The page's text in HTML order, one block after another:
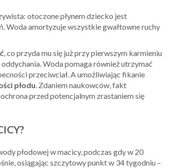
otoczone płynem dziecko jest
Woda amortyzuje wszystkie gwałtowne ruchy
, co przyda mu się już przy pierwszym karmieniu
Woda pomaga również utrzymać
przeciwciał. A umożliwiając fikanie
płodu. Zdaniem naukowców, fakt
przed potencjalnym zrastaniem się
płodowej w macicy, podczas gdy w 20
osiągając szczytowy punkt w 34 tygodniu –